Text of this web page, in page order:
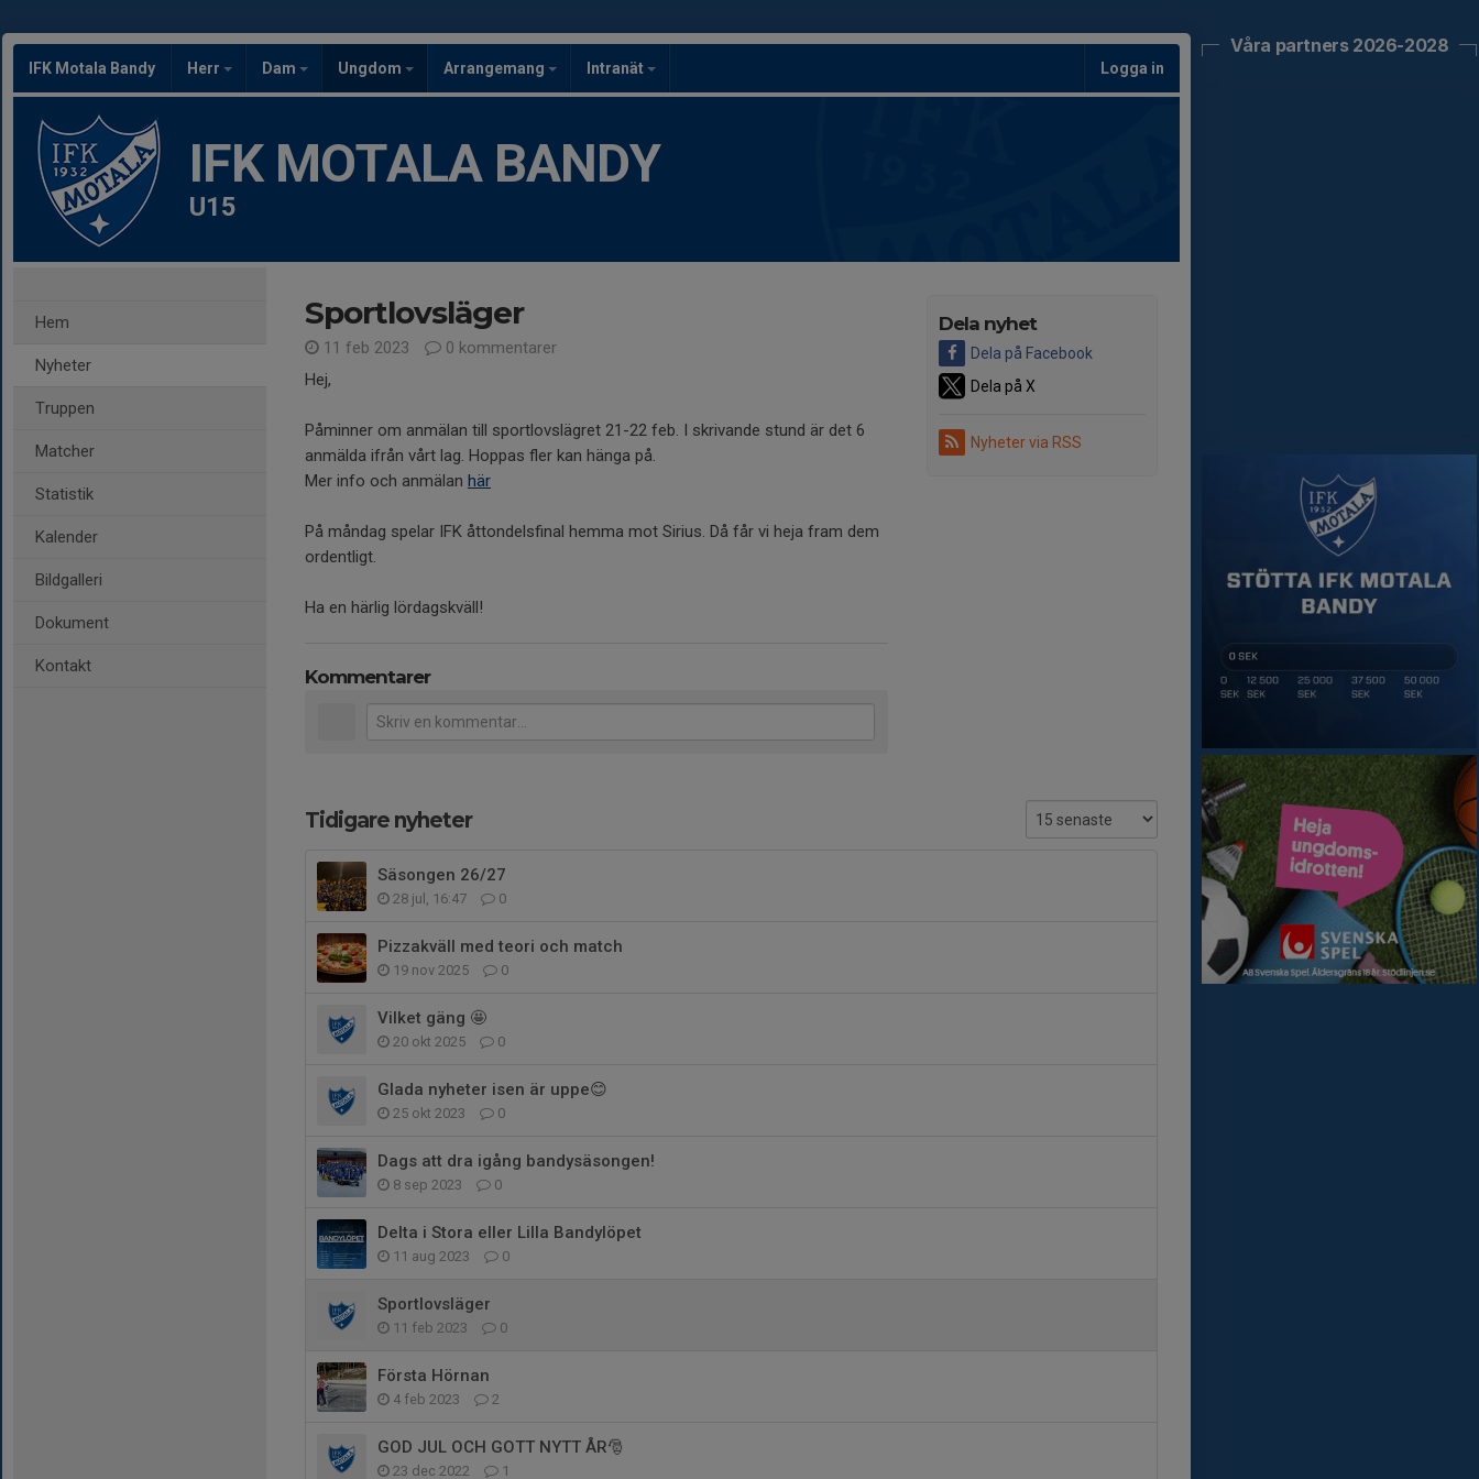
IFK Motala Bandy Herr Dam Ungdom Arrangemang Intranät Logga in
IFK MOTALA BANDY
U15
Hem
Nyheter
Truppen
Matcher
Statistik
Kalender
Bildgalleri
Dokument
Kontakt
Dela nyhet
Dela på Facebook
Dela på X
Nyheter via RSS
Sportlovsläger
11 feb 2023
0 kommentarer
Hej,
Påminner om anmälan till sportlovslägret 21-22 feb. I skrivande stund är det 6
anmälda ifrån vårt lag. Hoppas fler kan hänga på.
Mer info och anmälan här
På måndag spelar IFK åttondelsfinal hemma mot Sirius. Då får vi heja fram dem
ordentligt.
Ha en härlig lördagskväll!
Kommentarer
Tidigare nyheter
Säsongen 26/27
28 jul, 16:47 0
Pizzakväll med teori och match
19 nov 2025 0
Vilket gäng 🤩
20 okt 2025 0
Glada nyheter isen är uppe😊
25 okt 2023 0
Dags att dra igång bandysäsongen!
8 sep 2023 0
Delta i Stora eller Lilla Bandylöpet
11 aug 2023 0
Sportlovsläger
11 feb 2023 0
Första Hörnan
4 feb 2023 2
GOD JUL OCH GOTT NYTT ÅR🎅
23 dec 2022 1
Våra partners 2026-2028